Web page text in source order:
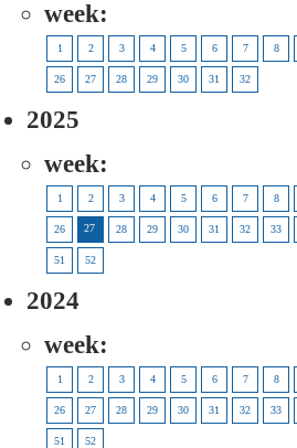
week:
1 2 3 4 5 6 7 8
26 27 28 29 30 31 32
2025
week:
1 2 3 4 5 6 7 8
26 27 28 29 30 31 32 33
51 52
2024
week:
1 2 3 4 5 6 7 8
26 27 28 29 30 31 32 33
51 52